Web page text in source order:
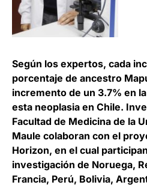
Según los expertos, cada
porcentaje de ancestro
incremento de un 3.7% en
esta neoplasia en Chile.
Facultad de Medicina de la
Maule colaboran con el
Horizon, en el cual
investigación de Noruega,
Francia, Perú, Bolivia,